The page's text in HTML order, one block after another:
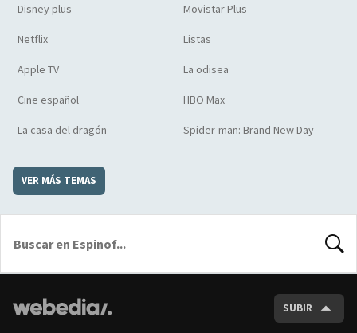
Disney plus Movistar Plus
Netflix Listas
Apple TV La odisea
Cine español HBO Max
La casa del dragón Spider-man: Brand New Day
VER MÁS TEMAS
SUBIR